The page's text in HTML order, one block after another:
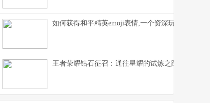
如何获得和平精英emoji表情,一个资深玩家的心得
王者荣耀钻石征召：通往星耀的试炼之路